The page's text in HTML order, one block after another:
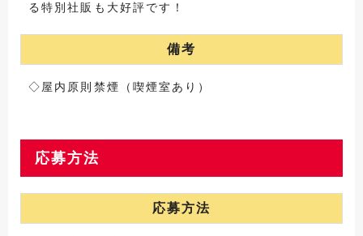
る特別社販も大好評です！
備考
◇屋内原則禁煙（喫煙室あり）
応募方法
応募方法